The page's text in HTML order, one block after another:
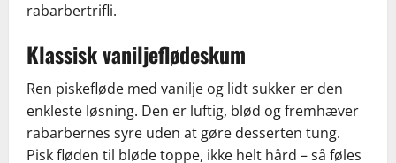
rabarbertrifli.
Klassisk vaniljeflødeskum
Ren piskefløde med vanilje og lidt sukker er den
enkleste løsning. Den er luftig, blød og fremhæver
rabarbernes syre uden at gøre desserten tung.
Pisk fløden til bløde toppe, ikke helt hård – så føles